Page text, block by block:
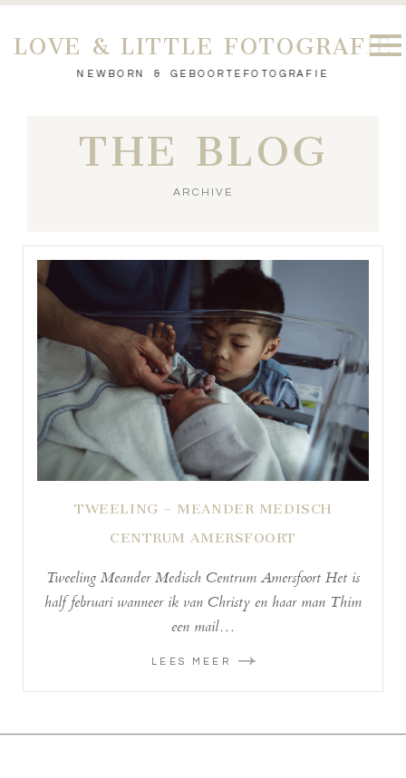
NEWBORN & GEBOORTEFOTOGRAFIE
LOVE & LITTLE FOTOGRAFIE
THE BLOG
ARCHIVE
TWEELING – MEANDER MEDISCH
CENTRUM AMERSFOORT
Tweeling Meander Medisch Centrum Amersfoort Het is
half februari wanneer ik van Christy en haar man Thim
een mail…
LEES MEER